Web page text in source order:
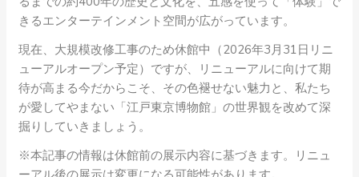
きるエンターテインメント空間が広がっています。
現在、大規模改修工事のため休館中（2026年3月31日リニ
ューアルオープン予定）ですが、リニューアルに向けて期
待が高まる今だからこそ、その色褪せない魅力と、私たち
が愛してやまない「江戸東京博物館」の世界観を改めて深
掘りしていきましょう。
※本記事の情報は休館前の展示内容に基づきます。リニュ